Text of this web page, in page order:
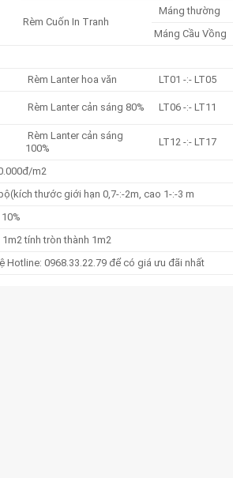
Rèm Cuốn In Tranh
Máng thường
Máng Cầu Vồng
Rèm Lanter hoa văn LT01 -:- LT05
Rèm Lanter cản sáng 80% LT06 -:- LT11
Rèm Lanter cản sáng
100%
LT12 -:- LT17
m2
thước giới hạn 0,7-:-2m, cao 1-:-3 m
tính tròn thành 1m2
Hotline: 0968.33.22.79 để có giá ưu đãi nhất